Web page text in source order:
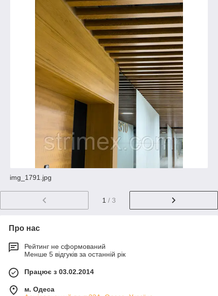
img_1791.jpg
1 / 3
Про нас
Рейтинг не сформований
Менше 5 відгуків за останній рік
Працює з 03.02.2014
м. Одеса